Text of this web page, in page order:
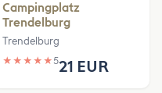
Campingplatz
Trendelburg
Trendelburg
★ ★ ★ ★ ★521 EUR